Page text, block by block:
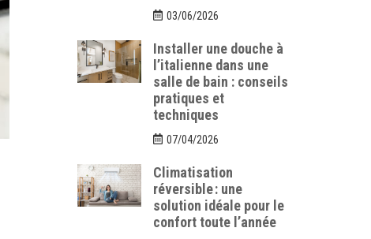
03/06/2026
Installer une douche à
l’italienne dans une
salle de bain : conseils
pratiques et
techniques
07/04/2026
Climatisation
réversible : une
solution idéale pour le
confort toute l’année